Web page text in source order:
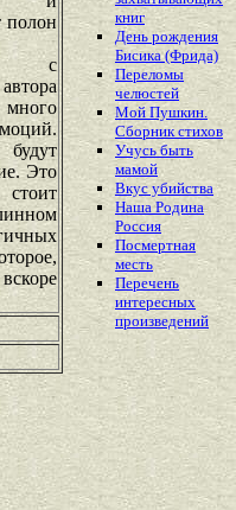
полон
с
будут
Это
книг
День рождения
Бисика (Фрида)
Переломы
челюстей
Мой Пушкин.
Сборник стихов
Учусь быть
мамой
Вкус убийства
Наша Родина
Россия
Посмертная
месть
Перечень
интересных
произведений